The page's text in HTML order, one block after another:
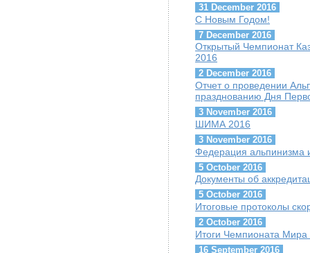
31 December 2016
С Новым Годом!
7 December 2016
Открытый Чемпионат
2016
2 December 2016
Отчет о проведении
празднованию Дня
3 November 2016
ШИМА 2016
3 November 2016
Федерация альпинизма
5 October 2016
Документы об
5 October 2016
Итоговые протоколы
2 October 2016
Итоги Чемпионата Мира
16 September 2016